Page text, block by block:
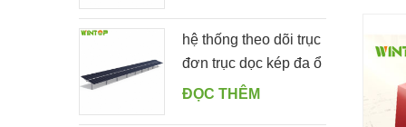
hệ thống theo dõi trục
đơn trục dọc kép đa ổ
ĐỌC THÊM